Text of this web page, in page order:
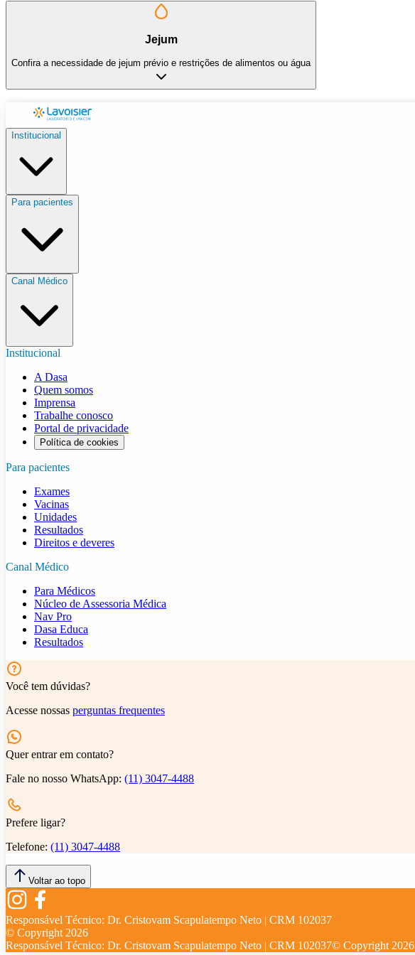
Jejum
Confira a necessidade de jejum prévio e restrições de alimentos ou água
Institucional
Para pacientes
Canal Médico
Institucional
A Dasa
Quem somos
Imprensa
Trabalhe conosco
Portal de privacidade
Política de cookies
Para pacientes
Exames
Vacinas
Unidades
Resultados
Direitos e deveres
Canal Médico
Para Médicos
Núcleo de Assessoria Médica
Nav Pro
Dasa Educa
Resultados
Você tem dúvidas?
Acesse nossas perguntas frequentes
Quer entrar em contato?
Fale no nosso WhatsApp: (11) 3047-4488
Prefere ligar?
Telefone: (11) 3047-4488
Voltar ao topo
Responsável Técnico: Dr. Cristovam Scapulatempo Neto | CRM 102037
© Copyright 2026
Responsável Técnico: Dr. Cristovam Scapulatempo Neto | CRM 102037© Copyright 2026